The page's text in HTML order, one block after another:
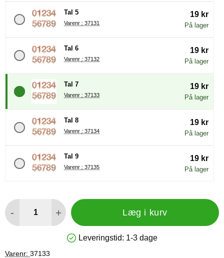
Tal 5
Varenr : 37131
19 kr
På lager
Tal 6
Varenr : 37132
19 kr
På lager
Tal 7
Varenr : 37133
19 kr
På lager
Tal 8
Varenr : 37134
19 kr
På lager
Tal 9
Varenr : 37135
19 kr
På lager
- + Læg i kurv
Produkttilgængelighed: På lager
Leveringstid: 1-3 dage
Varenr: 37133